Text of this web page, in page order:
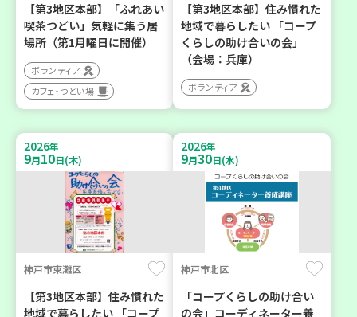
【第3地区本部】「ふれあい
喫茶つどい」気軽に集う居
場所（第1月曜日に開催）
ボランティア
カフェ・つどい場
【第3地区本部】住み慣れた
地域で暮らしたい 「コープ
くらしの助け合いの会」
（会場：兵庫）
ボランティア
2026年
9月10日(木)
神戸市東灘区
【第3地区本部】住み慣れた
地域で暮らしたい 「コープ
2026年
9月30日(水)
神戸市北区
「コープくらしの助け合い
の会」コーディネーター養